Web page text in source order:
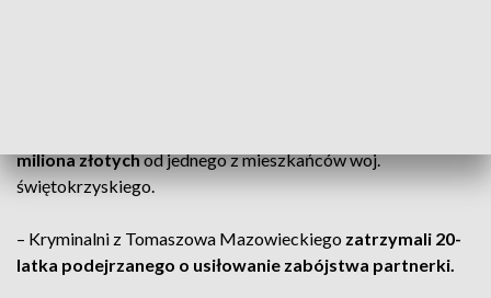
miliona złotychod jednego z mieszkańców woj.
świętokrzyskiego.
– Kryminalni z Tomaszowa Mazowieckiego zatrzymali 20-
latka podejrzanego o usiłowanie zabójstwa partnerki.